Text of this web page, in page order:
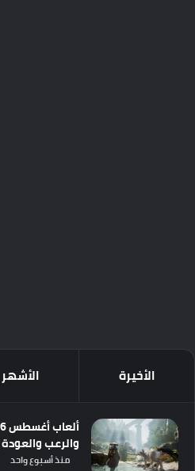
الأخيرة الأشهر
والرعب
منذ أسبوع واحد